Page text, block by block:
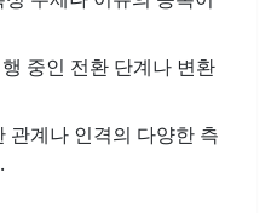
중인 전환 단계나 변환
관계나 인격의 다양한 측